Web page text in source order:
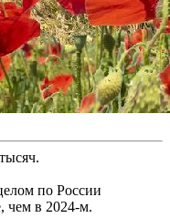
по России
чем в 2024-м.